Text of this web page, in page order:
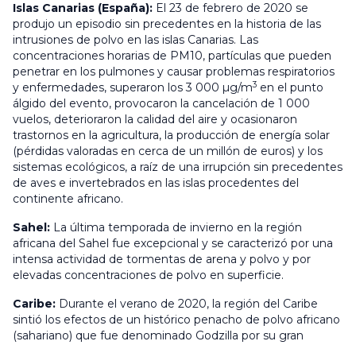
Islas Canarias (España): El 23 de febrero de 2020 se
produjo un episodio sin precedentes en la historia de las
intrusiones de polvo en las islas Canarias. Las
concentraciones horarias de PM10, partículas que pueden
penetrar en los pulmones y causar problemas respiratorios
y enfermedades, superaron los 3 000 µg/m3 en el punto
álgido del evento, provocaron la cancelación de 1 000
vuelos, deterioraron la calidad del aire y ocasionaron
trastornos en la agricultura, la producción de energía solar
(pérdidas valoradas en cerca de un millón de euros) y los
sistemas ecológicos, a raíz de una irrupción sin precedentes
de aves e invertebrados en las islas procedentes del
continente africano.
Sahel: La última temporada de invierno en la región
africana del Sahel fue excepcional y se caracterizó por una
intensa actividad de tormentas de arena y polvo y por
elevadas concentraciones de polvo en superficie.
Caribe: Durante el verano de 2020, la región del Caribe
sintió los efectos de un histórico penacho de polvo africano
(sahariano) que fue denominado Godzilla por su gran